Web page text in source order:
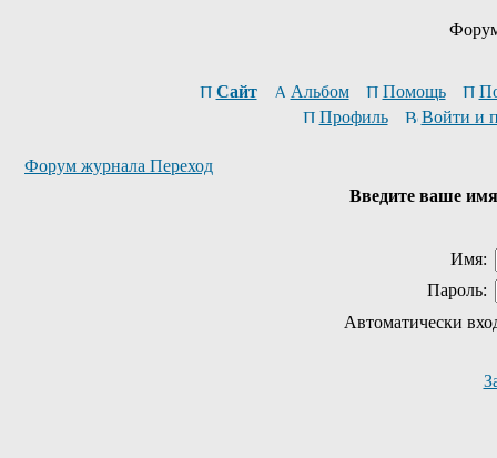
Сайт Альбом Помощь
Профиль
Войти и
Форум журнала Переход
Введите ваше
Имя:
Пароль:
Автоматически